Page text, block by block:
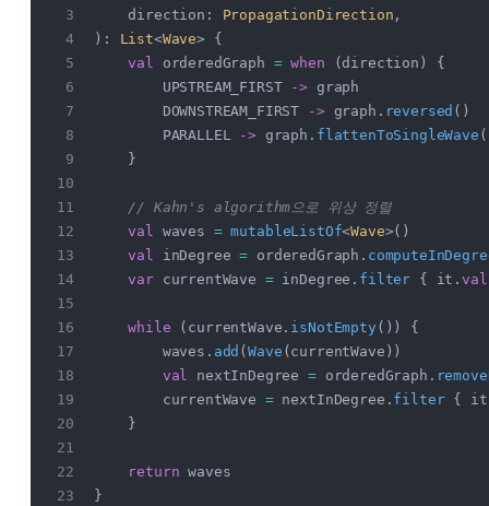
    direction:
PropagationDirection ,
): List<Wave> {
    val
orderedGraph = when (direction) {
        UPSTREAM_FIRST
->
        DOWNSTREAM_FIRST
-> graph. reversed
        PARALLEL
-> graph. flattenToSingleWave
    }
    // Kahn's algorithm으로 위상 정렬
    val
waves = mutableListOf<Wave>()
    val
inDegree = orderedGraph.
    var
currentWave = inDegree. filter { it.
    while
(currentWave. isNotEmpty ()) {
        waves.
add (Wave (currentWave))
        val
nextInDegree = orderedGraph.
        currentWave
= nextInDegree. filter {
    }
    return
waves
}